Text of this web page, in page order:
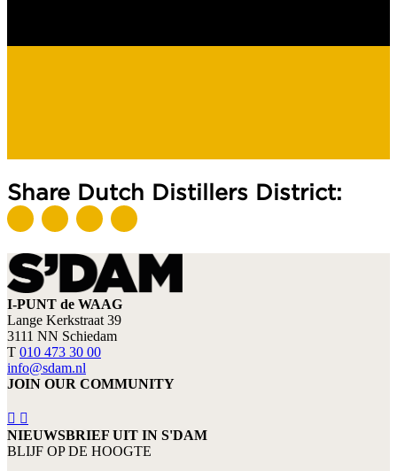
Share Dutch Distillers District:
I-PUNT de WAAG
Lange Kerkstraat 39
3111 NN Schiedam
T 010 473 30 00
info@sdam.nl
JOIN OUR COMMUNITY
NIEUWSBRIEF UIT IN S'DAM
BLIJF OP DE HOOGTE